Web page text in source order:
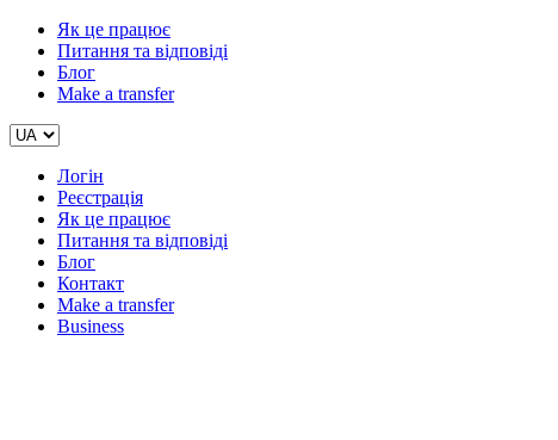
Як це працює
Питання та відповіді
Блог
Make a transfer
Логін
Реєстрація
Як це працює
Питання та відповіді
Блог
Контакт
Make a transfer
Business